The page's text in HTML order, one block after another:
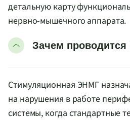
детальную карту
нервно-мышечного аппарата.
Зачем проводится
Стимуляционная ЭНМГ
на нарушения в работе
системы, когда стандартные